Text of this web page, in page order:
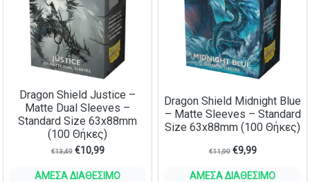
Dragon Shield Justice –
Matte Dual Sleeves –
Standard Size 63x88mm
(100 Θήκες)
€13,49 €10,99
ΆΜΕΣΑ ΔΙΑΘΈΣΙΜΟ
Dragon Shield Midnight Blue
– Matte Sleeves – Standard
Size 63x88mm (100 Θήκες)
€11,99 €9,99
ΆΜΕΣΑ ΔΙΑΘΈΣΙΜΟ